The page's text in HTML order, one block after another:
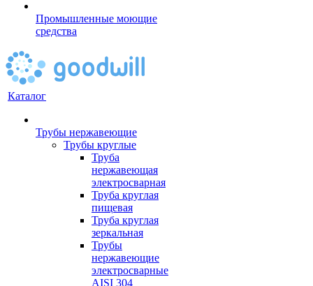
Промышленные моющие
средства
Каталог
Трубы нержавеющие
Трубы круглые
Труба
нержавеющая
электросварная
Труба круглая
пищевая
Труба круглая
зеркальная
Трубы
нержавеющие
электросварные
AISI 304